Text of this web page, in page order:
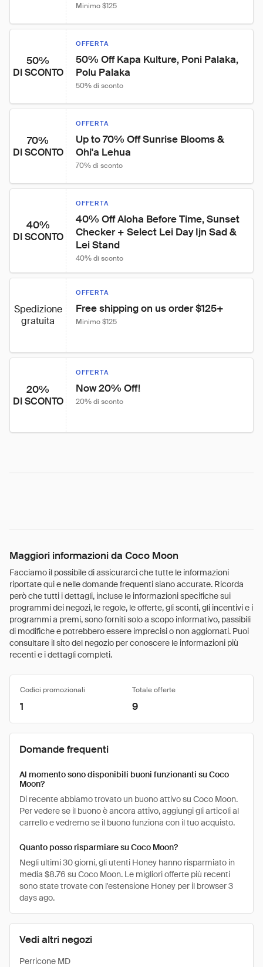
Minimo $125
50%
DI SCONTO
OFFERTA
50% Off Kapa Kulture, Poni Palaka,
Polu Palaka
50% di sconto
70%
DI SCONTO
OFFERTA
Up to 70% Off Sunrise Blooms &
Ohi'a Lehua
70% di sconto
40%
DI SCONTO
OFFERTA
40% Off Aloha Before Time, Sunset
Checker + Select Lei Day Ijn Sad &
Lei Stand
40% di sconto
Spedizione
gratuita
OFFERTA
Free shipping on us order $125+
Minimo $125
20%
DI SCONTO
OFFERTA
Now 20% Off!
20% di sconto
Maggiori informazioni da Coco Moon
Facciamo il possibile di assicurarci che tutte le informazioni
riportate qui e nelle domande frequenti siano accurate. Ricorda
però che tutti i dettagli, incluse le informazioni specifiche sui
programmi dei negozi, le regole, le offerte, gli sconti, gli incentivi e i
programmi a premi, sono forniti solo a scopo informativo, passibili
di modifiche e potrebbero essere imprecisi o non aggiornati. Puoi
consultare il sito del negozio per conoscere le informazioni più
recenti e i dettagli completi.
Vedi altri negozi
Perricone MD
Codici promozionali Totale offerte
1 9
Domande frequenti
Al momento sono disponibili buoni funzionanti su Coco
Moon?
Di recente abbiamo trovato un buono attivo su Coco Moon.
Per vedere se il buono è ancora attivo, aggiungi gli articoli al
carrello e vedremo se il buono funziona con il tuo acquisto.
Quanto posso risparmiare su Coco Moon?
Negli ultimi 30 giorni, gli utenti Honey hanno risparmiato in
media $8.76 su Coco Moon. Le migliori offerte più recenti
sono state trovate con l'estensione Honey per il browser 3
days ago.